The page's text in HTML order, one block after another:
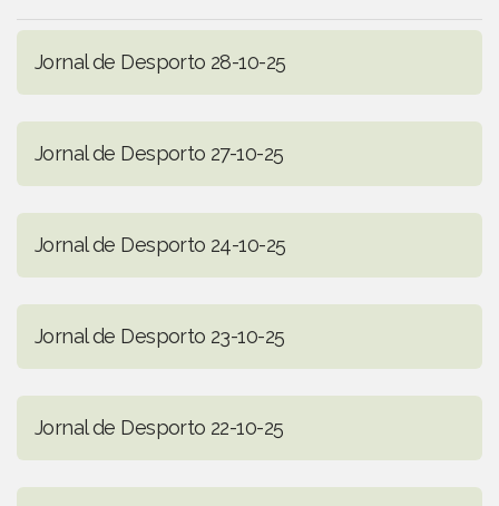
Jornal de Desporto 28-10-25
Jornal de Desporto 27-10-25
Jornal de Desporto 24-10-25
Jornal de Desporto 23-10-25
Jornal de Desporto 22-10-25